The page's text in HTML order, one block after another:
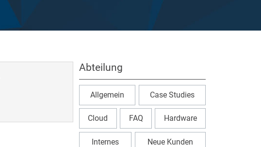
Abteilung
Allgemein Case Studies
Cloud FAQ Hardware
Internes Neue Kunden